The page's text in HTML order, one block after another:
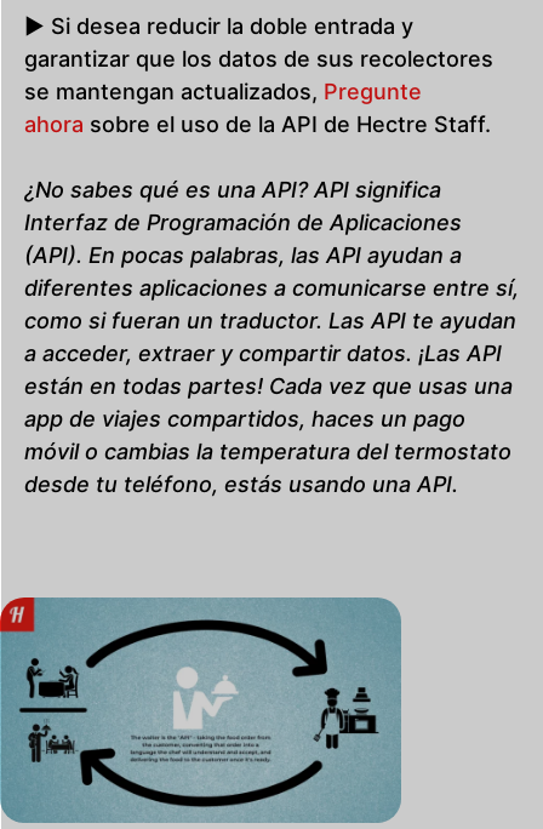
▶ Si desea reducir la doble entrada y
garantizar que los datos de sus recolectores
se mantengan actualizados, Pregunte
ahora sobre el uso de la API de Hectre Staff.
¿No sabes qué es una API? API significa
Interfaz de Programación de Aplicaciones
(API). En pocas palabras, las API ayudan a
diferentes aplicaciones a comunicarse entre sí,
como si fueran un traductor. Las API te ayudan
a acceder, extraer y compartir datos. ¡Las API
están en todas partes! Cada vez que usas una
app de viajes compartidos, haces un pago
móvil o cambias la temperatura del termostato
desde tu teléfono, estás usando una API.